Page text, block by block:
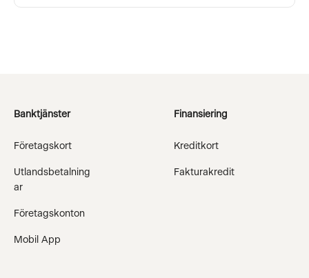
Banktjänster
Företagskort
Utlandsbetalning
ar
Företagskonton
Mobil App
Finansiering
Kreditkort
Fakturakredit